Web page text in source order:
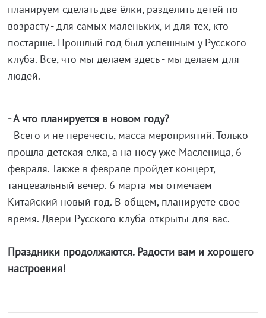
планируем сделать две ёлки, разделить детей по
возрасту - для самых маленьких, и для тех, кто
постарше. Прошлый год был успешным у Русского
клуба. Все, что мы делаем здесь - мы делаем для
людей.
- А что планируется в новом году?
- Всего и не перечесть, масса мероприятий. Только
прошла детская ёлка, а на носу уже Масленица, 6
февраля. Также в феврале пройдет концерт,
танцевальный вечер. 6 марта мы отмечаем
Китайский новый год. В общем, планируете свое
время. Двери Русского клуба открыты для вас.
Праздники продолжаются. Радости вам и хорошего
настроения!